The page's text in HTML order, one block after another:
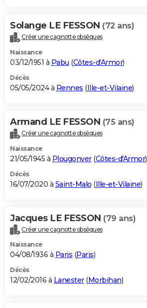
Bricolage
Lifestyle
Culture
Sport
Auto
Television
Voyage
Cinema
Solange LE FESSON (72 ans)
Créer une cagnotte obsèques
Naissance
03/12/1951 à Pabu (Côtes-d'Armor)
Décès
05/05/2024 à Rennes (Ille-et-Vilaine)
Armand LE FESSON (75 ans)
Créer une cagnotte obsèques
Naissance
21/05/1945 à Plougonver(Côtes-d'Armor)
Décès
16/07/2020 à Saint-Malo (Ille-et-Vilaine)
Jacques LE FESSON (79 ans)
Créer une cagnotte obsèques
Naissance
04/08/1936 à Paris (Paris)
Décès
12/02/2016 à Lanester(Morbihan)